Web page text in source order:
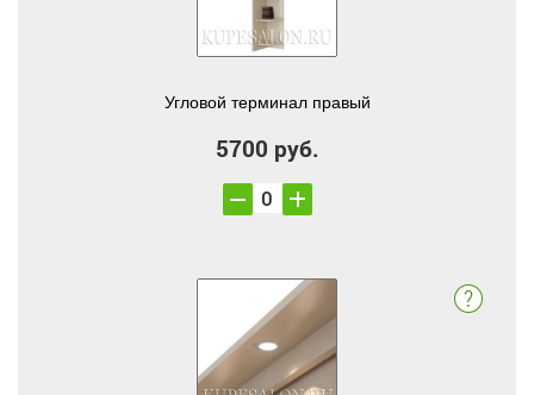
Угловой терминал правый
5700 руб.